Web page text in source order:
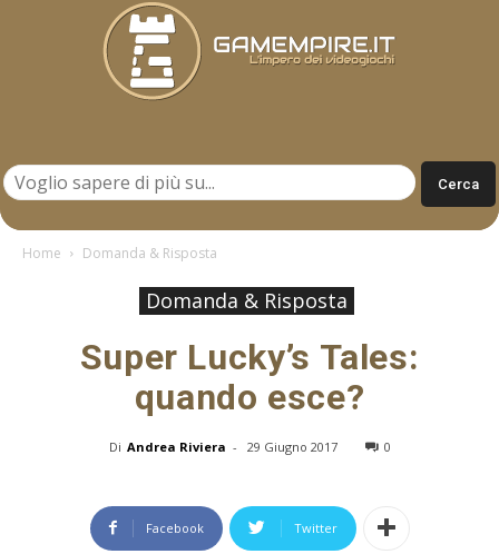
Home Domanda & Risposta
Domanda & Risposta
Super Lucky’s Tales:
quando esce?
Di Andrea Riviera - 29 Giugno 2017 0
Facebook Twitter